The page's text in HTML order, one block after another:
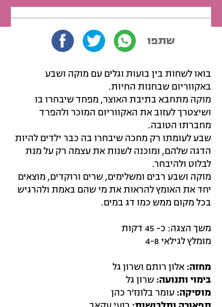
שתפו
בואו לשחות בין בועות וגלים עם מוקה ושבע
באקווריום שבחנות החיות.
מוקה מתחבא בתיבת האוצר, מפחד שיבחרו בו
ושיצטרך לעזוב את האקווריום המוכר ולהפרד
מחברתו הטובה.
שבע לעומתו רק מחכה שיבחרו בה כבר ילדים להיות
הדגה שלהם, ומוכנה לשנות את עצמה רק על מנת
לבלוט ולהיבחר.
מוקה ושבע רבים ומשלימים, שרים ורוקדים, מוצאים
יחד את האומץ להראות את מי שהם באמת ולהרגיש
בכל מקום ממש כמו דג במים.
משך הצגה: כ- 45 דקות
מומלץ לגילאי 4-8
מחזה: אלון רותם ושרון גל
בימוי ותנועה: שרון גל
מוסיקה: עומר בלונז׳ר כהן